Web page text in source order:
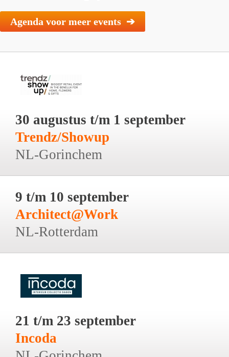
Agenda voor meer events ➔
30 augustus t/m 1 september
Trendz/Showup
NL-Gorinchem
9 t/m 10 september
Architect@Work
NL-Rotterdam
21 t/m 23 september
Incoda